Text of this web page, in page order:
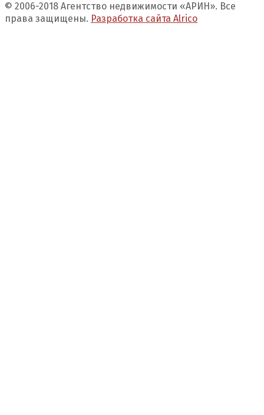
© 2006-2018 Агентство недвижимости «АРИН». Все
права защищены. Разработка сайта Alrico